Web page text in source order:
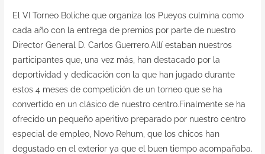
El VI Torneo Boliche que organiza los Pueyos culmina como
cada año con la entrega de premios por parte de nuestro
Director General D. Carlos Guerrero.Allí estaban nuestros
participantes que, una vez más, han destacado por la
deportividad y dedicación con la que han jugado durante
estos 4 meses de competición de un torneo que se ha
convertido en un clásico de nuestro centro.Finalmente se ha
ofrecido un pequeño aperitivo preparado por nuestro centro
especial de empleo, Novo Rehum, que los chicos han
degustado en el exterior ya que el buen tiempo acompañaba.